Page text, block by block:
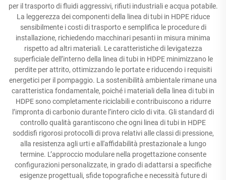
per il trasporto di fluidi aggressivi, rifiuti industriali e acqua potabile.
La leggerezza dei componenti della linea di tubi in HDPE riduce
sensibilmente i costi di trasporto e semplifica le procedure di
installazione, richiedendo macchinari pesanti in misura minima
rispetto ad altri materiali. Le caratteristiche di levigatezza
superficiale dell’interno della linea di tubi in HDPE minimizzano le
perdite per attrito, ottimizzando le portate e riducendo i requisiti
energetici per il pompaggio. La sostenibilità ambientale rimane una
caratteristica fondamentale, poiché i materiali della linea di tubi in
HDPE sono completamente riciclabili e contribuiscono a ridurre
l’impronta di carbonio durante l’intero ciclo di vita. Gli standard di
controllo qualità garantiscono che ogni linea di tubi in HDPE
soddisfi rigorosi protocolli di prova relativi alle classi di pressione,
alla resistenza agli urti e all'affidabilità prestazionale a lungo
termine. L’approccio modulare nella progettazione consente
configurazioni personalizzate, in grado di adattarsi a specifiche
esigenze progettuali, sfide topografiche e necessità future di